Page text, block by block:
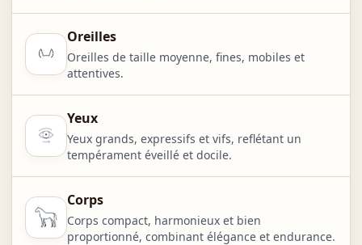
Oreilles
Oreilles de taille moyenne, fines, mobiles et
attentives.
Yeux
Yeux grands, expressifs et vifs, reflétant un
tempérament éveillé et docile.
Corps
Corps compact, harmonieux et bien
proportionné, combinant élégance et endurance.